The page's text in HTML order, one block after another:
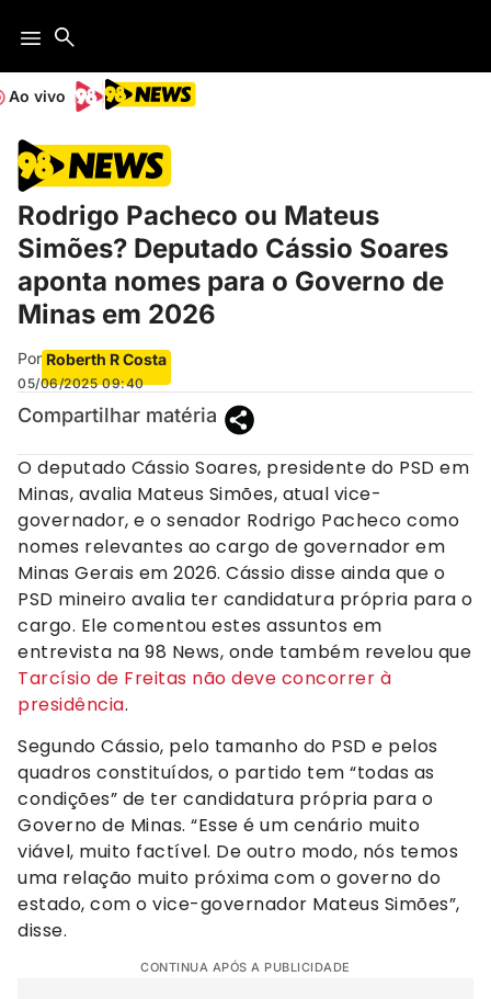
Ao vivo
Rodrigo Pacheco ou Mateus
Simões? Deputado Cássio Soares
aponta nomes para o Governo de
Minas em 2026
Por Roberth R Costa
05/06/2025 09:40
Compartilhar matéria
O deputado Cássio Soares, presidente do PSD em
Minas, avalia Mateus Simões, atual vice-
governador, e o senador Rodrigo Pacheco como
nomes relevantes ao cargo de governador em
Minas Gerais em 2026. Cássio disse ainda que o
PSD mineiro avalia ter candidatura própria para o
cargo. Ele comentou estes assuntos em
entrevista na 98 News, onde também revelou que
Tarcísio de Freitas não deve concorrer à
presidência.
Segundo Cássio, pelo tamanho do PSD e pelos
quadros constituídos, o partido tem “todas as
condições” de ter candidatura própria para o
Governo de Minas. “Esse é um cenário muito
viável, muito factível. De outro modo, nós temos
uma relação muito próxima com o governo do
estado, com o vice-governador Mateus Simões”,
disse.
CONTINUA APÓS A PUBLICIDADE